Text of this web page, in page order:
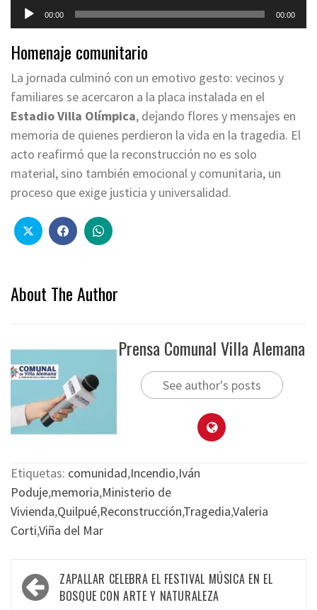
Reproductor
de
audio
00:00 00:00
Homenaje comunitario
La jornada culminó con un emotivo gesto: vecinos y
familiares se acercaron a la placa instalada en el
Estadio Villa Olímpica, dejando flores y mensajes en
memoria de quienes perdieron la vida en la tragedia. El
acto reafirmó que la reconstrucción no es solo
material, sino también emocional y comunitaria, un
proceso que exige justicia y universalidad.
About The Author
Prensa Comunal Villa Alemana
See author's posts
Etiquetas: comunidad,Incendio,Iván
Poduje,memoria,Ministerio de
Vivienda,Quilpué,Reconstrucción,Tragedia,Valeria
Corti,Viña del Mar
ZAPALLAR CELEBRA EL FESTIVAL MÚSICA EN EL
BOSQUE CON ARTE Y NATURALEZA